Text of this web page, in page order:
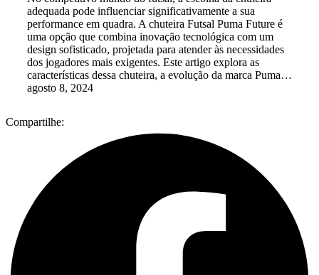
adequada pode influenciar significativamente a sua
performance em quadra. A chuteira Futsal Puma Future é
uma opção que combina inovação tecnológica com um
design sofisticado, projetada para atender às necessidades
dos jogadores mais exigentes. Este artigo explora as
características dessa chuteira, a evolução da marca Puma…
agosto 8, 2024
Compartilhe: